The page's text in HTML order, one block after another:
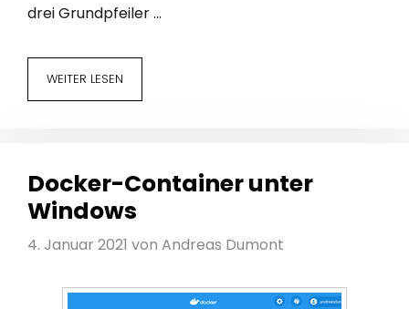
drei Grundpfeiler …
WEITER LESEN
Docker-Container unter
Windows
4. Januar 2021 von Andreas Dumont